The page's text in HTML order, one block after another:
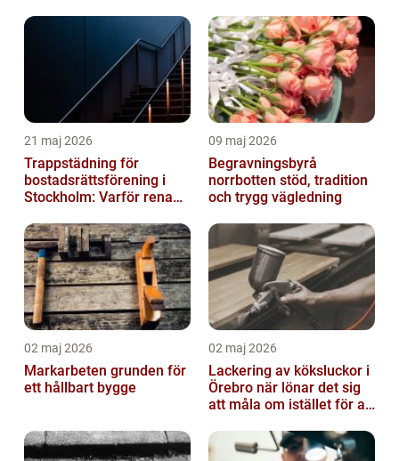
21 maj 2026
Trappstädning för
bostadsrättsförening i
Stockholm: Varför rena
skillnad än du t...
09 maj 2026
Begravningsbyrå
norrbotten stöd, tradition
och trygg vägledning
02 maj 2026
Markarbeten grunden för
ett hållbart bygge
02 maj 2026
Lackering av köksluckor i
Örebro när lönar det sig
att måla om istället för att